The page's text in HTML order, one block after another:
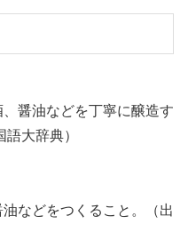
醤油などを丁寧に醸造す
大辞典）
などをつくること。（出